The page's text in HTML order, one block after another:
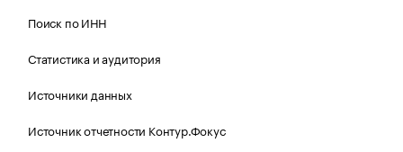
Поиск по ИНН
Статистика и аудитория
Источники данных
Источник отчетности Контур.Фокус